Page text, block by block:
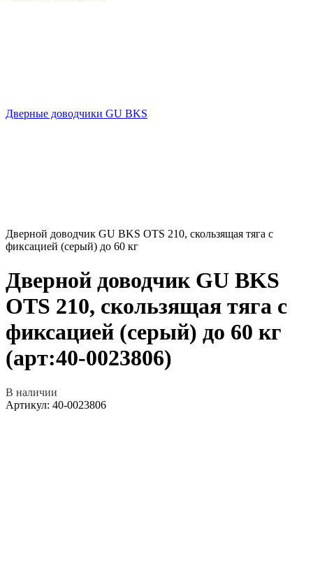
Дверные доводчики GU BKS
Дверной доводчик GU BKS OTS 210, скользящая тяга с
фиксацией (серый) до 60 кг
Дверной доводчик GU BKS
OTS 210, скользящая тяга с
фиксацией (серый) до 60 кг
(арт:40-0023806)
В наличии
Артикул: 40-0023806